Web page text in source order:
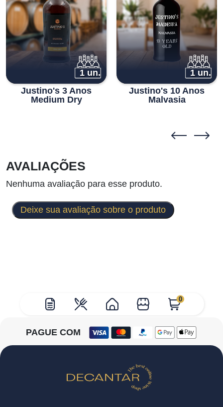
0
1 un.
Justino's 3 Anos
Medium Dry
1 un.
Justino's 10 Anos
Malvasia
AVALIAÇÕES
Nenhuma avaliação para esse produto.
Deixe sua avaliação sobre o produto
PAGUE COM